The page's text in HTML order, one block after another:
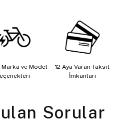
Marka ve Model
12 Aya Varan Taksit
İmkanları
Sorular